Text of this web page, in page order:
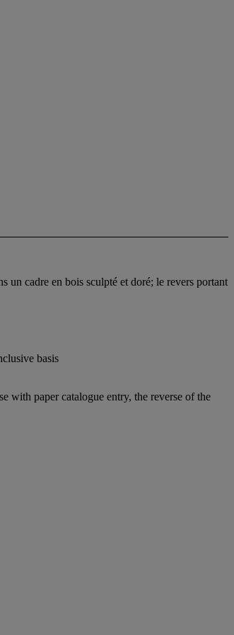
un cadre en bois sculpté et doré; le revers portant
basis
with paper catalogue entry, the reverse of the